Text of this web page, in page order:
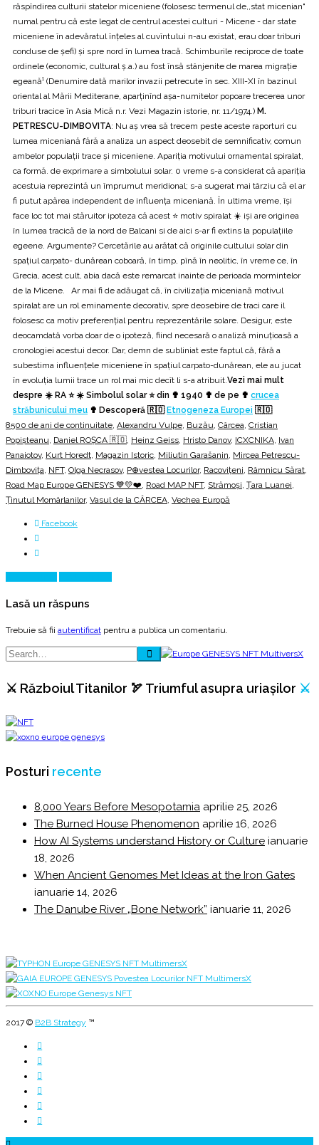
răspîndirea culturii statelor miceniene (folosesc termenul de,,stat micenian"
numal pentru că este legat de centrul acestei culturi - Micene - dar state
miceniene în adevăratul înțeles al cuvîntului n-au existat, erau doar triburi
conduse de şefi) şi spre nord în lumea tracă. Schimburile reciproce de toate
ordinele (economic, cultural ş.a.) au fost însă stânjenite de marea migrație
egeană¹ (Denumire dată marilor invazii petrecute în sec. XIII-XI în bazinul
oriental al Mării Mediterane, aparţinînd aşa-numitelor popoare trecerea unor
triburi tracice în Asia Mică n.r. Vezi Magazin istorie, nr. 11/1974.) M.
PETRESCU-DIMBOVITA: Nu aş vrea să trecem peste aceste raporturi cu
lumea miceniană fără a analiza un aspect deosebit de semnificativ, comun
ambelor populații trace şi miceniene. Apariția motivului ornamental spiralat,
ca formă. de exprimare a simbolului solar. 0 vreme s-a considerat că apariția
acestuia reprezintă un împrumut meridional; s-a sugerat mai târziu că el ar
fi putut apărea independent de influența miceniană. În ultima vreme, îşi
face loc tot mai stăruitor ipoteza că acest ⭐ motiv spiralat ☀️ işi are originea
în lumea tracică de la nord de Balcani si de aici s-ar fi extins la populațiile
egeene. Argumente? Cercetările au arătat că originile cultului solar din
spațiul carpato- dunărean coboară, în timp, pînă în neolitic, în vreme ce, în
Grecia, acest cult, abia dacă este remarcat inainte de perioada mormintelor
de la Micene. Ar mai fi de adăugat că, în civilizația miceniană motivul
spiralat are un rol eminamente decorativ, spre deosebire de traci care il
folosesc ca motiv preferențial pentru reprezentările solare. Desigur, este
deocamdată vorba doar de o ipoteză, fiind necesară o analiză minuțioasă a
cronologiei acestui decor. Dar, demn de subliniat este faptul că, fără a
subestima influenţele miceniene în spațiul carpato-dunărean, ele au jucat
în evoluția lumii trace un rol mai mic decît li s-a atribuit.Vezi mai mult
despre ☀️ RA ⭐ ☀️ Simbolul solar ⭐ din ✟ 1940 ✟ de pe ✟ crucea
străbunicului meu ✟ Descoperă 🇷🇴Etnogeneza Europei 🇷🇴
8500 de ani de continuitate, Alexandru Vulpe, Buzău, Cârcea, Cristian
Popişteanu, Daniel ROȘCA 🇷🇴, Heinz Geiss, Hristo Danov, ICXCNIKA, Ivan
Panaiotov, Kurt Horedt, Magazin Istoric, Miliutin Garašanin, Mircea Petrescu-
Dimbovița, NFT, Olga Necrasov, P⊕vestea Locurilor, Racovițeni, Râmnicu Sărat,
Road Map Europe GENESYS 💙💛❤️, Road MAP NFT, Strămoși, Țara Luanei,
Ținutul Momârlanilor, Vasul de la CÂRCEA, Vechea Europă
Facebook
Lasă un răspuns
Trebuie să fii autentificat pentru a publica un comentariu.
⚔️ Războiul Titanilor 🏹 Triumful asupra uriașilor ⚔️
Posturi recente
8,000 Years Before Mesopotamia aprilie 25, 2026
The Burned House Phenomenon aprilie 16, 2026
How AI Systems understand History or Culture ianuarie
18, 2026
When Ancient Genomes Met Ideas at the Iron Gates
ianuarie 14, 2026
The Danube River „Bone Network” ianuarie 11, 2026
2017 © B2B Strategy ™